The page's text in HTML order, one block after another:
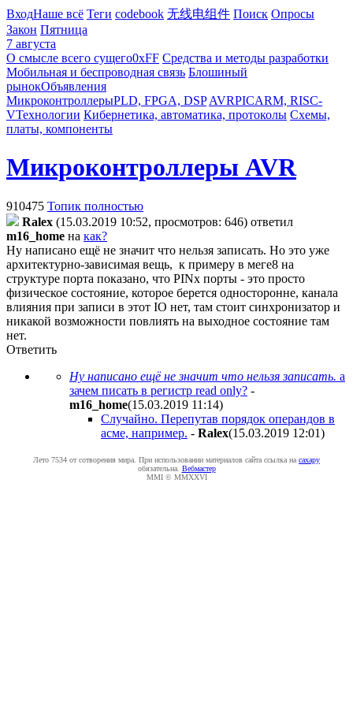
ВходНаше всё Теги codebook 无线电组件 Поиск Опросы
Закон Пятница
7 августа
О смысле всего сущего0xFF Средства и методы разработки
Мобильная и беспроводная связь Блошиный
рынокОбъявления
МикроконтроллерыPLD, FPGA, DSP AVRPICARM, RISC-
VТехнологии Кибернетика, автоматика, протоколы Схемы,
платы, компоненты
Микроконтроллеры AVR
910475 Топик полностью
Ralex (15.03.2019 10:52, просмотров: 646) ответил
m16_home на как?
Ну написано ещё не значит что нельзя записать. Но это уже
архитектурно-зависимая вещь, к примеру в меге8 на
структуре порта показано, что PINx порты - это просто
физическое состояние, которое берется односторонне, канала
влияния при записи в этот IO нет, там стоит синхронизатор и
никакой возможности повлиять на выходное состояние там
нет.
Ответить
Ну написано ещё не значит что нельзя записать. а
зачем писать в регистр read only? -
m16_home(15.03.2019 11:14)
Случайно. Перепутав порядок операндов в
асме, например. - Ralex(15.03.2019 12:01)
Лето 7534 от сотворения мира. При использовании материалов сайта ссылка на caxapу
обязательна. Вебмастер
MMI © MMXXVI